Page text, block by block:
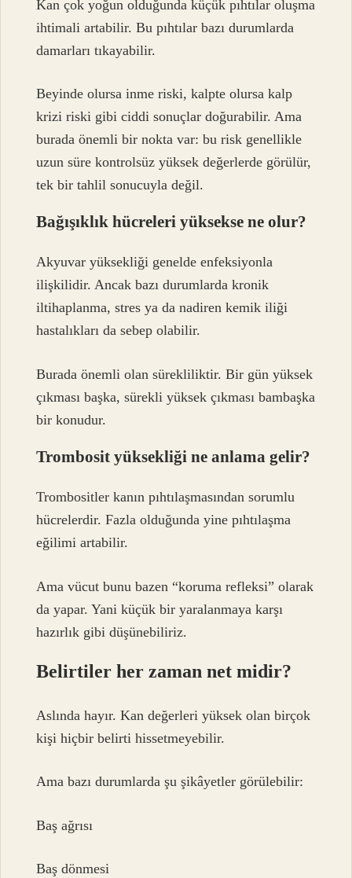
Kan çok yoğun olduğunda küçük pıhtılar oluşma
ihtimali artabilir. Bu pıhtılar bazı durumlarda
damarları tıkayabilir.
Beyinde olursa inme riski, kalpte olursa kalp
krizi riski gibi ciddi sonuçlar doğurabilir. Ama
burada önemli bir nokta var: bu risk genellikle
uzun süre kontrolsüz yüksek değerlerde görülür,
tek bir tahlil sonucuyla değil.
Bağışıklık hücreleri yüksekse ne olur?
Akyuvar yüksekliği genelde enfeksiyonla
ilişkilidir. Ancak bazı durumlarda kronik
iltihaplanma, stres ya da nadiren kemik iliği
hastalıkları da sebep olabilir.
Burada önemli olan sürekliliktir. Bir gün yüksek
çıkması başka, sürekli yüksek çıkması bambaşka
bir konudur.
Trombosit yüksekliği ne anlama gelir?
Trombositler kanın pıhtılaşmasından sorumlu
hücrelerdir. Fazla olduğunda yine pıhtılaşma
eğilimi artabilir.
Ama vücut bunu bazen “koruma refleksi” olarak
da yapar. Yani küçük bir yaralanmaya karşı
hazırlık gibi düşünebiliriz.
Belirtiler her zaman net midir?
Aslında hayır. Kan değerleri yüksek olan birçok
kişi hiçbir belirti hissetmeyebilir.
Ama bazı durumlarda şu şikâyetler görülebilir:
Baş ağrısı
Baş dönmesi